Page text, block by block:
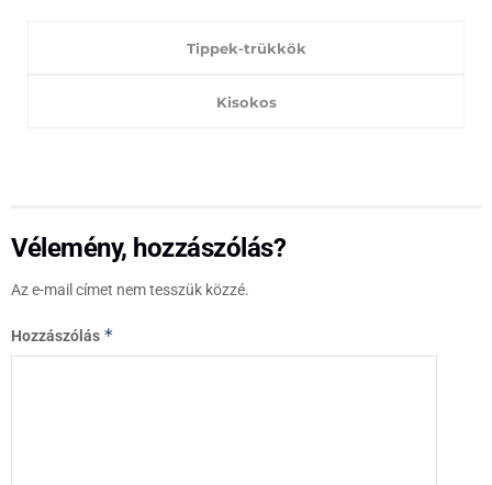
Tippek-trükkök
Kisokos
Vélemény, hozzászólás?
Az e-mail címet nem tesszük közzé.
Hozzászólás *